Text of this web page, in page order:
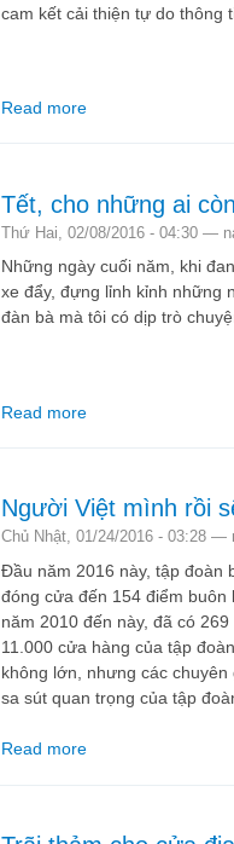
cam kết cải thiện tự do thông
Read more
Tết, cho những ai
Thứ Hai, 02/08/2016 - 04:30 —
Những ngày cuối năm, khi
xe đẩy, đựng lỉnh kỉnh những
đàn bà mà tôi có dịp trò
Read more
Người Việt mình rồi
Chủ Nhật, 01/24/2016 - 03:28 —
Đầu năm 2016 này, tập đoàn
đóng cửa đến 154 điểm
năm 2010 đến này, đã có
11.000 cửa hàng của tập
không lớn, nhưng các
sa sút quan trọng của tập
Read more